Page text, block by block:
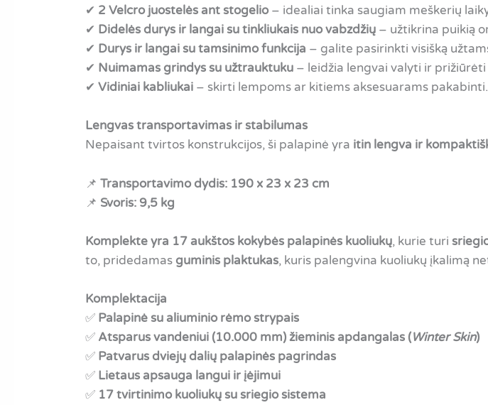
✔ 2 Velcro juostelės ant stogelio – idealiai tinka saugiam meškerių
✔ Didelės durys ir langai su tinkliukais nuo vabzdžių – užtikrina puikią
✔ Durys ir langai su tamsinimo funkcija – galite pasirinkti visišką
✔ Nuimamas grindys su užtrauktuku – leidžia lengvai valyti ir
✔ Vidiniai kabliukai – skirti lempoms ar kitiems aksesuarams pakabinti.
Lengvas transportavimas ir stabilumas
Nepaisant tvirtos konstrukcijos, ši palapinė yra itin lengva ir
📌 Transportavimo dydis: 190 x 23 x 23 cm
📌 Svoris: 9,5 kg
Komplekte yra 17 aukštos kokybės palapinės kuoliukų, kurie turi
to, pridedamas guminis plaktukas, kuris palengvina kuoliukų įkalimą
Komplektacija
✅ Palapinė su aliuminio rėmo strypais
✅ Atsparus vandeniui (10.000 mm) žieminis apdangalas (Winter Skin)
✅ Patvarus dviejų dalių palapinės pagrindas
✅ Lietaus apsauga langui ir įėjimui
✅ 17 tvirtinimo kuoliukų su sriegio sistema